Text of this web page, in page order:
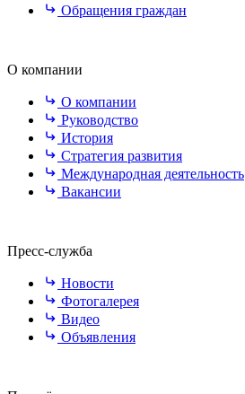
Обращения граждан
О компании
О компании
Руководство
История
Стратегия развития
Международная деятельность
Вакансии
Пресс-служба
Новости
Фотогалерея
Видео
Объявления